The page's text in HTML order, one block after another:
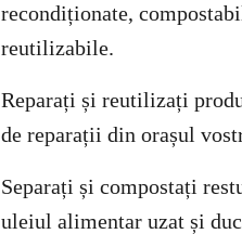
recondiționate,
reutilizabile.
Reparați și reutilizați
de reparații din orașul
Separați și compostați
uleiul alimentar uzat și